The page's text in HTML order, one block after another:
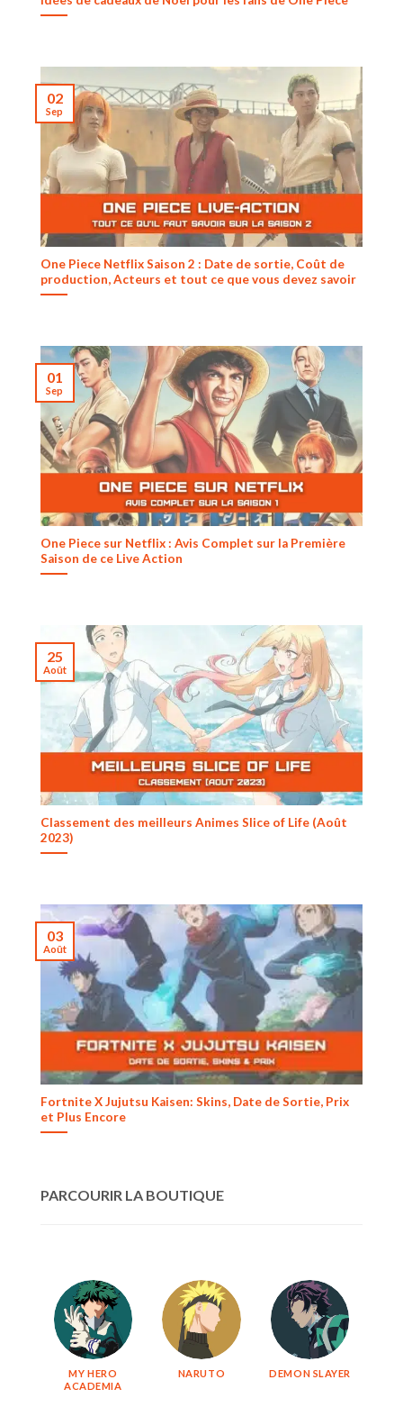
One Piece Netflix Saison 2 : Date de sortie, Coût de
production, Acteurs et tout ce que vous devez savoir
02
Sep
One Piece sur Netflix : Avis Complet sur la Première
Saison de ce Live Action
01
Sep
Classement des meilleurs Animes Slice of Life (Août
2023)
25
Août
Fortnite X Jujutsu Kaisen: Skins, Date de Sortie, Prix
et Plus Encore
03
Août
PARCOURIR LA BOUTIQUE
MY HERO
ACADEMIA
NARUTO DEMON SLAYER